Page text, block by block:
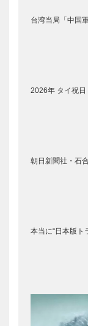
台湾当局「中国
2026年 タイ祝
朝日新聞社・石
本当に“日本版ト